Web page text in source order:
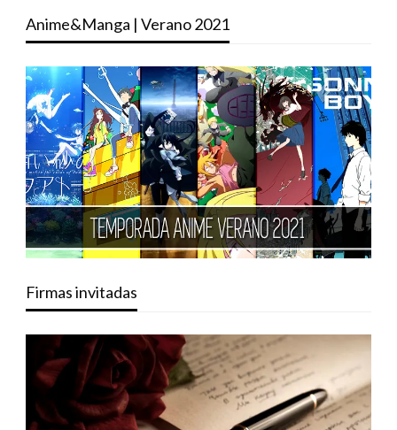
Anime&Manga | Verano 2021
Firmas invitadas